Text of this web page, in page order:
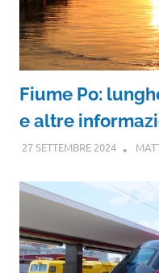
Fiume Po:
e altre
27 SETTEMBRE 2024